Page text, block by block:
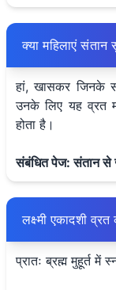
क्या महिलाएं
हां, खासकर जिनके
उनके लिए यह व्रत
होता है।
संबंधित पेज: संतान से
लक्ष्मी एकादशी
प्रातः ब्रह्म मुहूर्त